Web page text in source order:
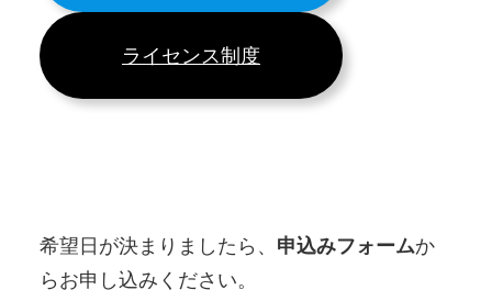
ライセンス制度
希望日が決まりましたら、 申込みフォームか
らお申し込みください。